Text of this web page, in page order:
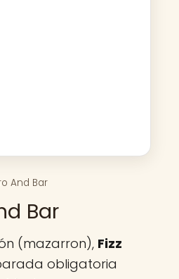
And Bar
Bar
(mazarron), Fizz
obligatoria